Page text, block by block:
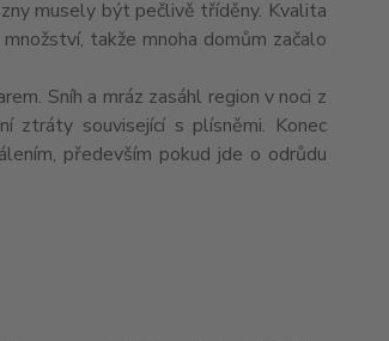
musely být pečlivě tříděny. Kvalita
takže mnoha domům začalo
Sníh a mráz zasáhl region v noci z
ztráty související s plísněmi. Konec
především pokud jde o odrůdu